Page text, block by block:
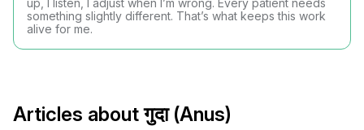
up, I listen, I adjust when I’m wrong. Every patient needs
something slightly different. That’s what keeps this work
alive for me.
Articles about गुदा (Anus)